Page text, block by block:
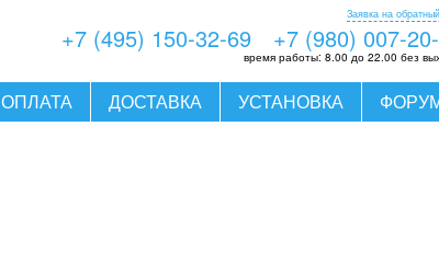
+7 (495) 150-32-69 +7 (980) 007-
Заявка на
время работы: 8.00 до 22.00 без
ОПЛАТА ДОСТАВКА УСТАНОВКА